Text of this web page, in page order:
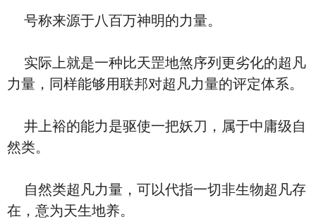
号称来源于八百万神明的力量。
实际上就是一种比天罡地煞序列更劣化的超凡
力量，同样能够用联邦对超凡力量的评定体系。
井上裕的能力是驱使一把妖刀，属于中庸级自
然类。
自然类超凡力量，可以代指一切非生物超凡存
在，意为天生地养。